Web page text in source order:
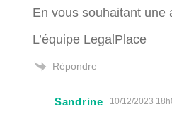
En vous souhaitant une
L’équipe LegalPlace
Répondre
Sandrine 10/12/2023